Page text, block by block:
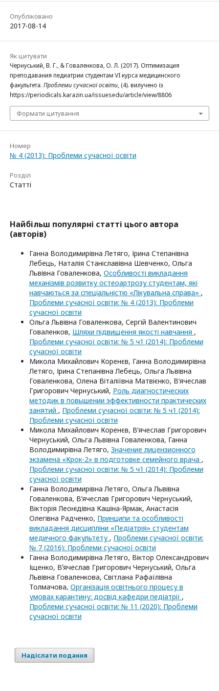
Опубліковано
2017-08-14
Як цитувати
Чернуський, В. Г., & Говаленкова, О. Л. (2017). Оптимизация
преподавания педиатрии студентам VI курса медицинского
факультета. Проблеми сучасної освіти, (4). вилучено із
https://periodicals.karazin.ua/issuesedu/article/view/8806
Формати цитування
Номер
№ 4 (2013): Проблеми сучасної освіти
Розділ
Статті
Найбільш популярні статті цього автора
(авторів)
Ганна Володимирівна Летяго, Ірина Степанівна
Лебець, Наталія Станіславівна Шевченко, Ольга
Львівна Говаленкова, Особливості викладання
механізмів розвитку остеоартрозу студентам, які
навчаються за спеціальністю «Лікувальна справа» ,
Проблеми сучасної освіти: № 4 (2013): Проблеми
сучасної освіти
Ольга Львівна Говаленкова, Сергій Валентинович
Говаленков, Шляхи підвищення якості навчання ,
Проблеми сучасної освіти: № 5 ч1 (2014): Проблеми
сучасної освіти
Микола Михайлович Коренєв, Ганна Володимирівна
Летяго, Ірина Степанівна Лебець, Ольга Львівна
Говаленкова, Олена Віталіївна Матвієнко, В’ячеслав
Григорович Чернуський, Роль диагностических
методик в повышении эффективности практических
занятий , Проблеми сучасної освіти: № 5 ч1 (2014):
Проблеми сучасної освіти
Микола Михайлович Коренєв, В’ячеслав Григорович
Чернуський, Ольга Львівна Говаленкова, Ганна
Володимирівна Летяго, Значение лицензионного
экзамена «Крок-2» в подготовке семейного врача ,
Проблеми сучасної освіти: № 5 ч1 (2014): Проблеми
сучасної освіти
Ганна Володимирівна Летяго, Ольга Львівна
Говаленкова, В’ячеслав Григорович Чернуський,
Вікторія Леонідівна Кашіна-Ярмак, Анастасія
Олегівна Радченко, Принципи та особливості
викладання дисципліни «Педіатрія» студентам
медичного факультету , Проблеми сучасної освіти:
№ 7 (2016): Проблеми сучасної освіти
Ганна Володимирівна Летяго, Віктор Олександрович
Іщенко, Вʼячеслав Григорович Чернуський, Ольга
Львівна Говаленкова, Світлана Рафаїлівна
Толмачова, Організація освітнього процесу в
умовах карантину: досвід кафедри педіатрії ,
Проблеми сучасної освіти: № 11 (2020): Проблеми
сучасної освіти
Надіслати подання